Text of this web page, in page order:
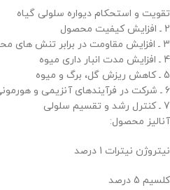
تقویت و استحکام دیواره سلولی گیاه
2 ـ افزایش کیفیت محصول
3 ـ افزایش مقاومت در برابر تنش‌ های محیطی، آفات و بیماری‌ ها
4 ـ افزایش مدت انبار داری میوه
5 ـ کاهش ریزش گل، برگ و میوه
6 ـ شرکت در فرآیندهای آنزیمی و هورمونی
7 ـ کنترل رشد و تقسیم سلولی
آنالیز محصول:
نیتروژن نیترات 1 درصد
کلسیم 5 درصد